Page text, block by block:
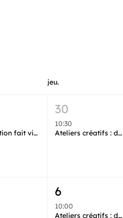
jeu.
Batuk’Action fait vibrer le Sîlot aux rythmes du Brésil
30
10:30
Ateliers créatifs : découvrez l’art et l’histoire en créant !
6
10:00
Ateliers créatifs : découvrez l’art et l’histoire en créant !